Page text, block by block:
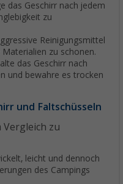
das Geschirr nach jedem
zu
Reinigungsmittel
zu schonen.
das Geschirr nach
und bewahre es trocken
und Faltschüsseln
zu
leicht und dennoch
des Campings